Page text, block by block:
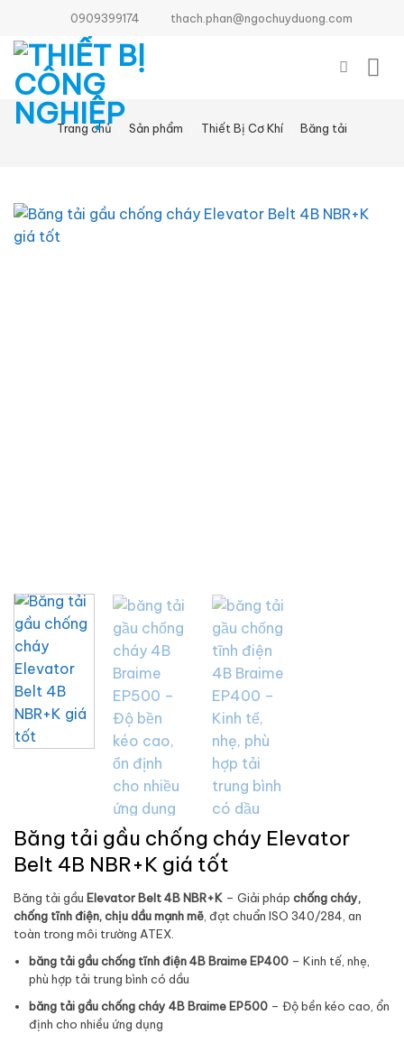
nội
dung
0909399174 thach.phan@ngochuyduong.com
Trang chủ Sản phẩm Thiết Bị Cơ Khí Băng tải
Băng tải gầu chống cháy Elevator
Belt 4B NBR+K giá tốt
Băng tải gầu Elevator Belt 4B NBR+K – Giải pháp chống cháy,
chống tĩnh điện, chịu dầu mạnh mẽ , đạt chuẩn ISO 340/284, an
toàn trong môi trường ATEX.
băng tải gầu chống tĩnh điện 4B Braime EP400– Kinh tế, nhẹ,
phù hợp tải trung bình có dầu
băng tải gầu chống cháy 4B Braime EP500– Độ bền kéo cao, ổn
định cho nhiều ứng dụng